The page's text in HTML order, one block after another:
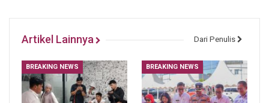
Artikel Lainnya Dari Penulis
BREAKING NEWS BREAKING NEWS